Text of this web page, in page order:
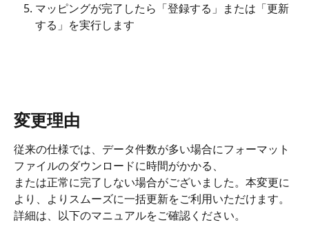
マッピングが完了したら「登録する」または「更新
する」を実行します
変更理由
従来の仕様では、データ件数が多い場合にフォーマット
ファイルのダウンロードに時間がかかる、
または正常に完了しない場合がございました。本変更に
より、よりスムーズに一括更新をご利用いただけます。
詳細は、以下のマニュアルをご確認ください。